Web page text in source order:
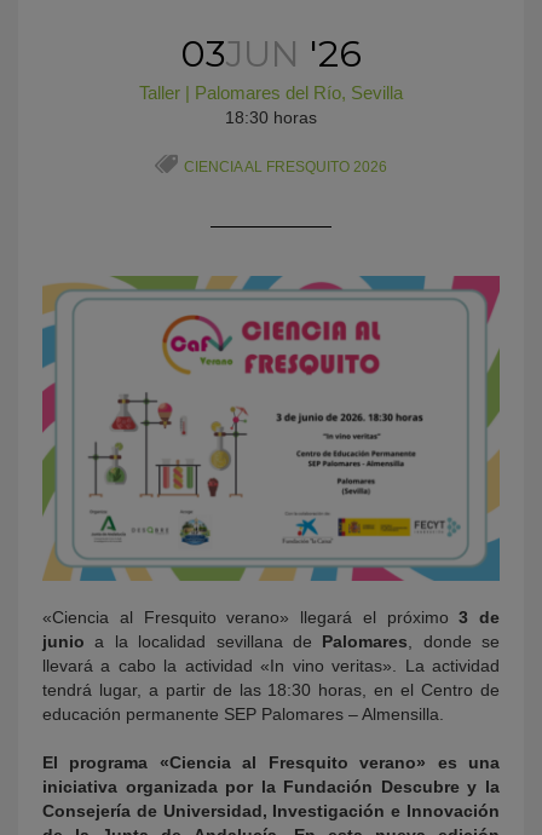
03JUN '26
Taller | Palomares del Río, Sevilla
18:30 horas
CIENCIA AL FRESQUITO 2026
«Ciencia al Fresquito verano» llegará el próximo3 de
junio a la localidad sevillana de Palomares , donde se
llevará a cabo la actividad «In vino veritas». La actividad
tendrá lugar, a partir de las 18:30 horas, en el Centro de
educación permanente SEP Palomares – Almensilla.
El programa «Ciencia al Fresquito verano» es una
iniciativa organizada por la Fundación Descubre y la
Consejería de Universidad, Investigación e Innovación